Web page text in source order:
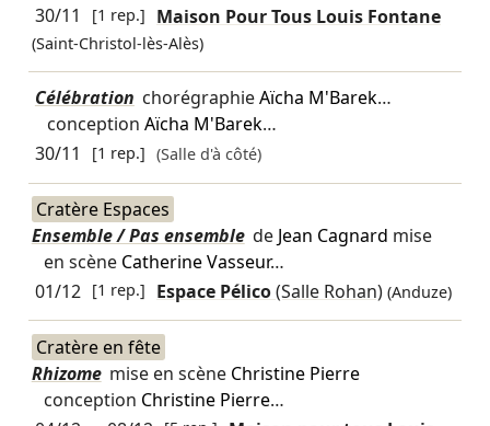
30/11
[1 rep.] Maison Pour Tous Louis Fontane
(Saint-Christol-lès-Alès)
Célébration chorégraphieAïcha M'Barek…
conception Aïcha M'Barek…
30/11
[1 rep.] (Salle d'à côté)
Cratère Espaces
Ensemble / Pas ensemble de Jean Cagnard mise
en scène Catherine Vasseur…
01/12 [1 rep.] Espace Pélico(Salle Rohan) (Anduze)
Cratère en fête
Rhizome mise en scène Christine Pierre
conception Christine Pierre…